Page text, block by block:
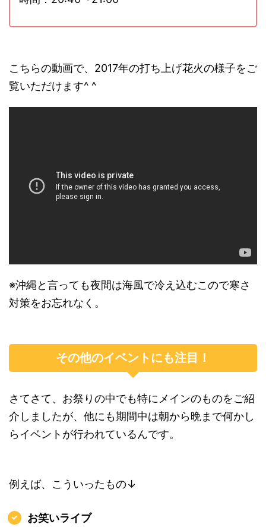
こちらの動画で、2017年の打ち上げ花火の様子をご
覧いただけます^ ^
※沖縄と言っても夜間は海風で冷え込むこので寒さ
対策をお忘れなく。
その他のイベントにも注目！
さてさて、お祭りの中でも特にメインのものをご紹
介しましたが、他にも期間中は朝から晩まで何かし
らイベントが行われているんです。
例えば、こういったもの↓
お笑いライブ